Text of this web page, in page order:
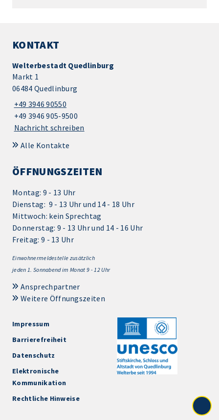
KONTAKT
Welterbestadt Quedlinburg
Markt 1
06484 Quedlinburg
+49 3946 90550
+49 3946 905-9500
Nachricht schreiben
Alle Kontakte
ÖFFNUNGSZEITEN
Montag: 9 - 13 Uhr
Dienstag: 9 - 13 Uhr und 14 - 18 Uhr
Mittwoch: kein Sprechtag
Donnerstag: 9 - 13 Uhr und 14 - 16 Uhr
Freitag: 9 - 13 Uhr
Einwohnermeldestelle zusätzlich
jeden 1. Sonnabend im Monat 9 - 12 Uhr
Ansprechpartner
Weitere Öffnungszeiten
Impressum
Barrierefreiheit
Datenschutz
Elektronische
Kommunikation
Rechtliche Hinweise